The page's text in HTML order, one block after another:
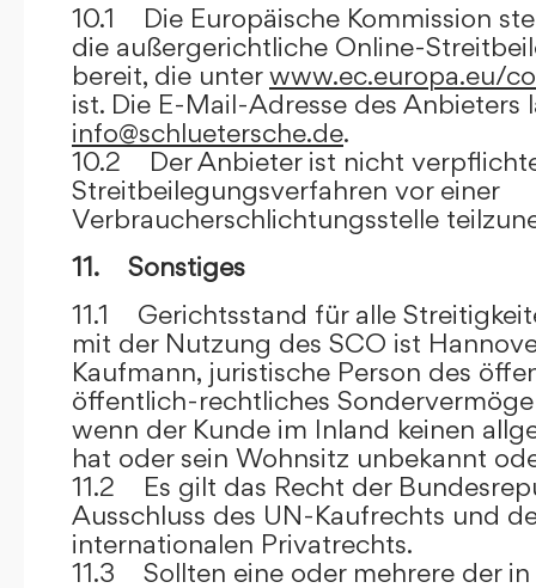
10.1 Die Europäische Kommission
die außergerichtliche Online-
bereit, die unterwww.ec.europa.eu/
ist. Die E-Mail-Adresse des Anbieters
info@schluetersche.de.
10.2 Der Anbieter ist nicht
Streitbeilegungsverfahren vor einer
Verbraucherschlichtungsstelle
11. Sonstiges
11.1 Gerichtsstand für alle
mit der Nutzung des SCO ist
Kaufmann, juristische Person des
öffentlich-rechtliches
wenn der Kunde im Inland keinen
hat oder sein Wohnsitz unbekannt
11.2 Es gilt das Recht der
Ausschluss des UN-Kaufrechts und
internationalen Privatrechts.
11.3 Sollten eine oder mehrere der in